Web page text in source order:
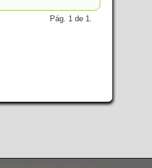
Pág. 1 de 1.